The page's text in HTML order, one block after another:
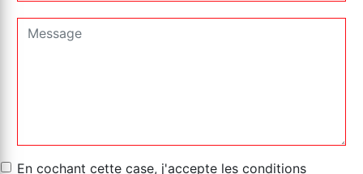
En cochant cette case, j'accepte les conditions